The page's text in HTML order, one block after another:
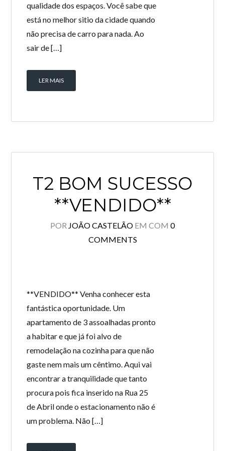
qualidade dos espaços. Você sabe que
está no melhor sitio da cidade quando
não precisa de carro para nada. Ao
sair de […]
LER MAIS
T2 BOM SUCESSO
**VENDIDO**
POR JOÃO CASTELÃO EM COM 0
COMMENTS
**VENDIDO** Venha conhecer esta
fantástica oportunidade. Um
apartamento de 3 assoalhadas pronto
a habitar e que já foi alvo de
remodelação na cozinha para que não
gaste nem mais um cêntimo. Aqui vai
encontrar a tranquilidade que tanto
procura pois fica inserido na Rua 25
de Abril onde o estacionamento não é
um problema. Não […]